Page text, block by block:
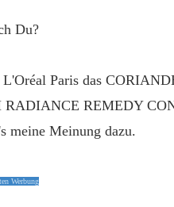
Du?
L'Oréal Paris das
REMEDY
meine Meinung dazu.
Werbung